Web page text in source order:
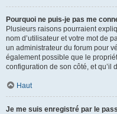
Pourquoi ne puis-je pas me
Plusieurs raisons pourraient
nom d’utilisateur et votre mot de
un administrateur du forum pour
également possible que le
configuration de son côté, et qu’il
Haut
Je me suis enregistré par le